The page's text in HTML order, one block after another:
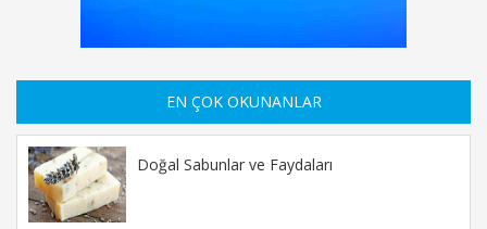
EN ÇOK OKUNANLAR
Doğal Sabunlar ve Faydaları